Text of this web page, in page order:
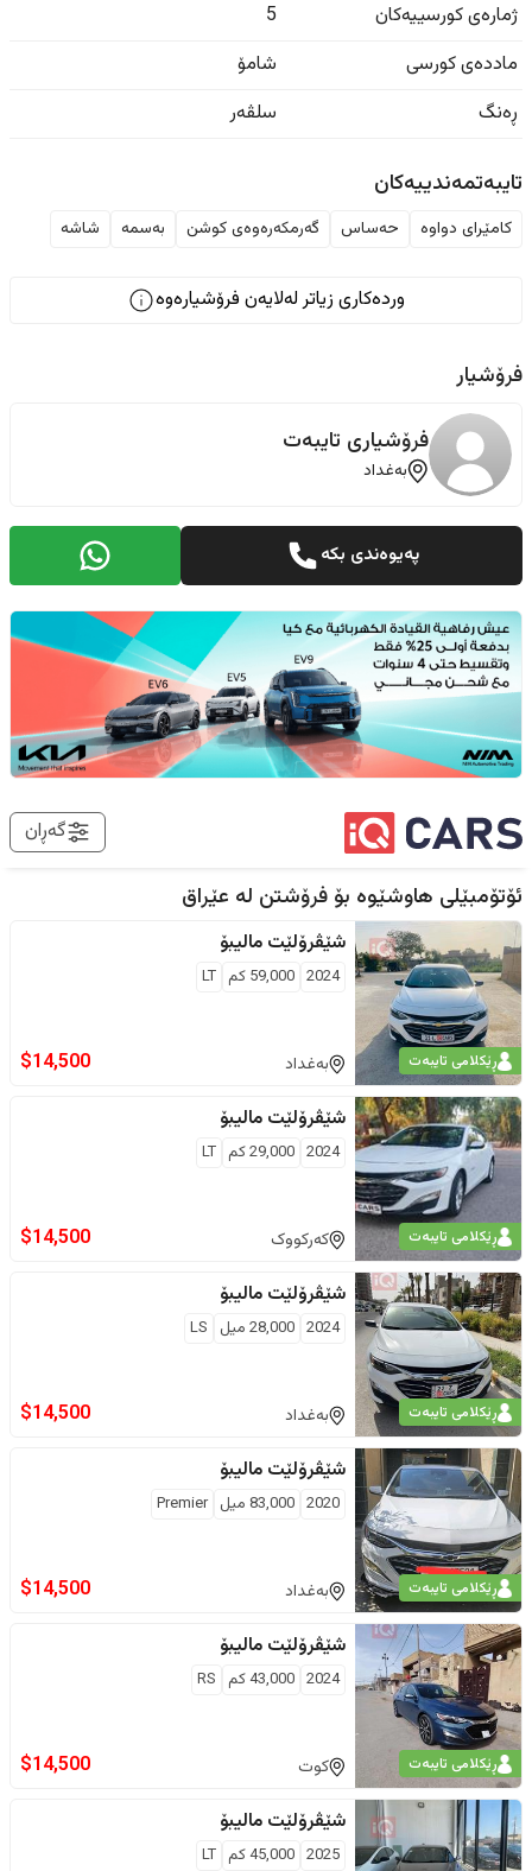
ژمارەی کورسییەکان
5
ماددەی کورسی
شامۆ
ڕەنگ
سلڤەر
تایبەتمەندییەکان
کامێرای دواوە حەساس گەرمکەرەوەی کوشن بەسمە شاشە
وردەکاری زیاتر لەلایەن فرۆشیارەوە
فرۆشیار
فرۆشیاری تایبەت
بەغداد
پەیوەندی بکە
گەڕان
ئۆتۆمبێلی هاوشێوە بۆ فرۆشتن لە عێراق
ڕێکلامی تایبەت
شێڤرۆلێت مالیبۆ
2024
59,000 كم LT
بەغداد $14,500
ڕێکلامی تایبەت
شێڤرۆلێت مالیبۆ
2024
29,000كم LT
کەرکووک $14,500
ڕێکلامی تایبەت
شێڤرۆلێت مالیبۆ
2024
28,000 ميل LS
بەغداد $14,500
ڕێکلامی تایبەت
شێڤرۆلێت مالیبۆ
2020
83,000 ميل Premier
بەغداد $14,500
ڕێکلامی تایبەت
شێڤرۆلێت مالیبۆ
2024
43,000كم RS
کوت $14,500
شێڤرۆلێت مالیبۆ
2025
45,000كم LT